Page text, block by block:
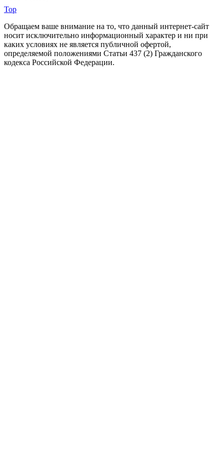
Top
Обращаем ваше внимание на то, что данный интернет-сайт
носит исключительно информационный характер и ни при
каких условиях не является публичной офертой,
определяемой положениями Статьи 437 (2) Гражданского
кодекса Российской Федерации.